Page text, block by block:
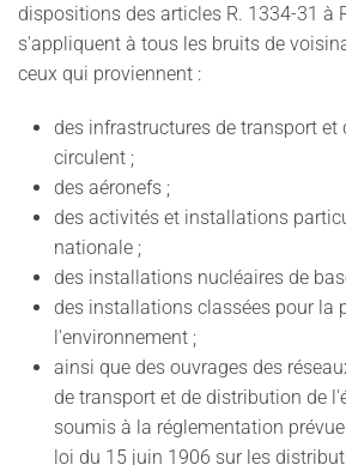
dispositions des articles R. 1334-31 à
s'appliquent à tous les bruits de
ceux qui proviennent :
des infrastructures de transport et
circulent ;
des aéronefs ;
des activités et installations
nationale ;
des installations nucléaires de
des installations classées pour la
l'environnement ;
ainsi que des ouvrages des
de transport et de distribution de
soumis à la réglementation
loi du 15 juin 1906 sur les